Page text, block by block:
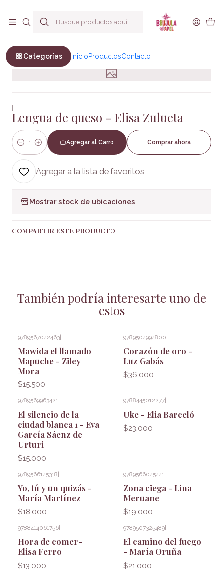
Categorías InicioProductosContacto
Infantil
|
Lengua de queso - Elisa Zulueta
Cantidad
Agregar al Carro Comprar ahora
Agregar a la lista de favoritos
Mostrar stock de ubicaciones
COMPARTIR ESTE PRODUCTO
También podría interesarte uno de
estos
9789567042463
Mawida el llamado
Mapuche - Ziley
Mora
$15.500
9789504994800
Corazón de oro -
Luz Gabás
$36.000
9789569963421
El silencio de la
ciudad blanca 1 - Eva
García Sáenz de
Urturi
$15.000
9788445012277
Uke - Elia Barceló
$23.000
9789566145318|
Yo, tú y un quizás -
María Martínez
$18.000
9789566045441 |
Zona ciega - Lina
Meruane
$19.000
9788414061756
Hora de comer-
Elisa Ferro
$13.000
9789507325489
El camino del fuego
- María Oruña
$21.000